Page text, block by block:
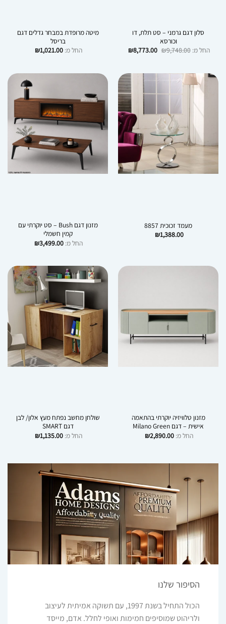
סלון דגם גרמני – סט תלת, דו
וכורסא
החל מ:
₪9,748.00
₪8,773.00
מיטה מרופדת במבחר גדלים דגם
בריסל
החל מ:
₪1,021.00
מעמד זכוכית 8857
₪1,388.00
מזנון דגם Bush – סט יוקרתי עם
קמין חשמלי
החל מ:
₪3,499.00
מזנון טלוויזיה יוקרתי בהתאמה
אישית – דגם Milano Green
החל מ:
₪2,890.00
שולחן מחשב נפתח מעץ אלון/ לבן
דגם SMART
החל מ:
₪1,135.00
הסיפור שלנו
הכול התחיל בשנת 1997, עם תשוקה אמיתית לעיצוב
ולריהוט שמוסיפים חמימות ואופי לחלל. אדם, מייסד